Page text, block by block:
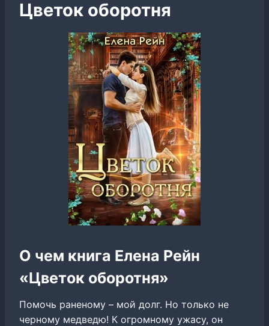
Цветок оборотня
О чем книга Елена Рейн
«Цветок оборотня»
Помочь раненому – мой долг. Но только не
черному медведю! К огромному ужасу, он